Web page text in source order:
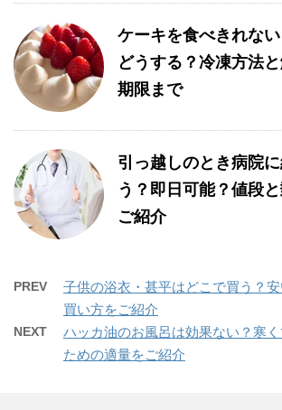
ケーキを食べきれな
どうする？冷凍方法
期限まで
引っ越しのとき病院
う？即日可能？値段
ご紹介
PREV
子供の浴衣・甚平はどこで買う？
買い方をご紹介
NEXT
ハッカ油のお風呂は効果ない？寒
ための適量をご紹介